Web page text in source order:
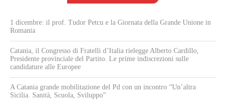
1 dicembre: il prof. Tudor Petcu e la Giornata della Grande Unione in
Romania
Catania, il Congresso di Fratelli d’Italia rielegge Alberto Cardillo,
Presidente provinciale del Partito. Le prime indiscrezioni sulle
candidature alle Europee
A Catania grande mobilitazione del Pd con un incontro “Un’altra
Sicilia. Sanità, Scuola, Sviluppo”